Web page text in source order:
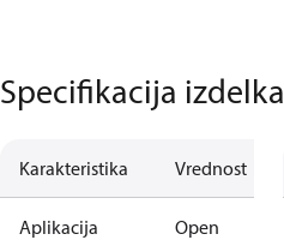
Specifikacija izdelka
Karakteristika Vrednost
Aplikacija Open